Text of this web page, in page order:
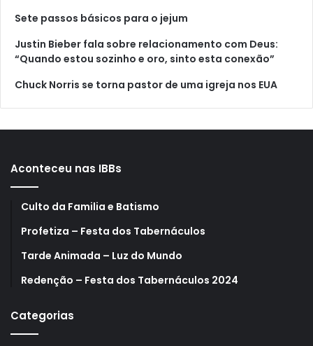
Sete passos básicos para o jejum
Justin Bieber fala sobre relacionamento com Deus:
“Quando estou sozinho e oro, sinto esta conexão”
Chuck Norris se torna pastor de uma igreja nos EUA
Aconteceu nas IBBs
Culto da Familia e Batismo
Profetiza – Festa dos Tabernáculos
Tarde Animada – Luz do Mundo
Redenção – Festa dos Tabernáculos 2024
Categorias